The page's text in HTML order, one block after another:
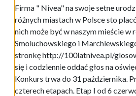
Firma " Nivea" na swoje setne
różnych miastach w Polsce sto
nich może być w naszym mieście w
Smoluchowskiego i
stronkę http://100latnivea.pl/
się i codziennie oddać głos na
Konkurs trwa do 31 października.
czterech etapach. Etap I od 6